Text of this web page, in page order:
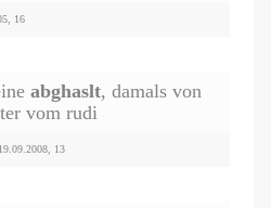
16
abghaslt, damals von
vom rudi
13